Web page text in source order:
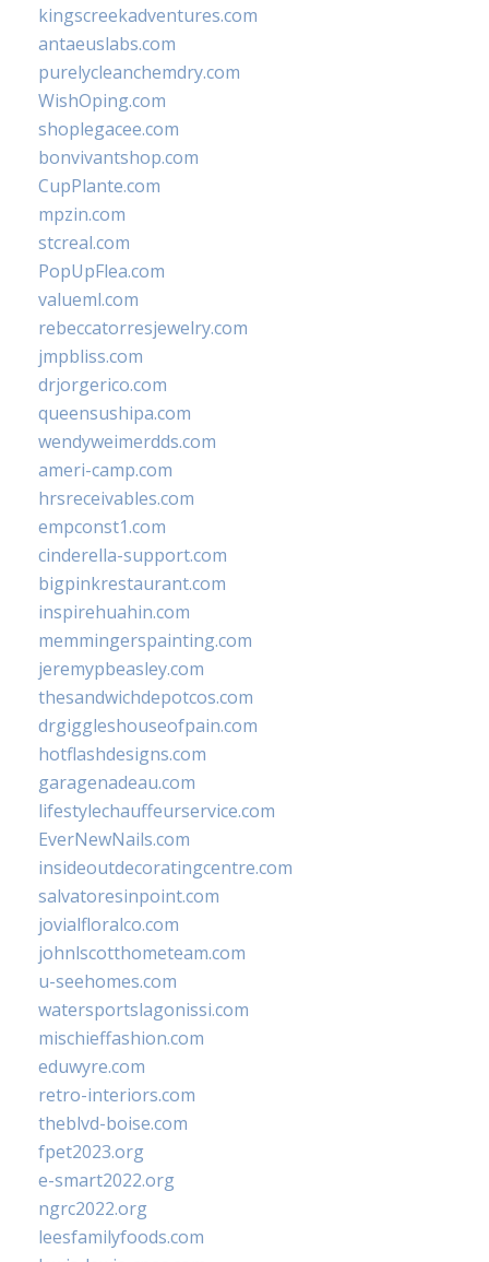
kingscreekadventures.com
antaeuslabs.com
purelycleanchemdry.com
WishOping.com
shoplegacee.com
bonvivantshop.com
CupPlante.com
mpzin.com
stcreal.com
PopUpFlea.com
valueml.com
rebeccatorresjewelry.com
jmpbliss.com
drjorgerico.com
queensushipa.com
wendyweimerdds.com
ameri-camp.com
hrsreceivables.com
empconst1.com
cinderella-support.com
bigpinkrestaurant.com
inspirehuahin.com
memmingerspainting.com
jeremypbeasley.com
thesandwichdepotcos.com
drgiggleshouseofpain.com
hotflashdesigns.com
garagenadeau.com
lifestylechauffeurservice.com
EverNewNails.com
insideoutdecoratingcentre.com
salvatoresinpoint.com
jovialfloralco.com
johnlscotthometeam.com
u-seehomes.com
watersportslagonissi.com
mischieffashion.com
eduwyre.com
retro-interiors.com
theblvd-boise.com
fpet2023.org
e-smart2022.org
ngrc2022.org
leesfamilyfoods.com